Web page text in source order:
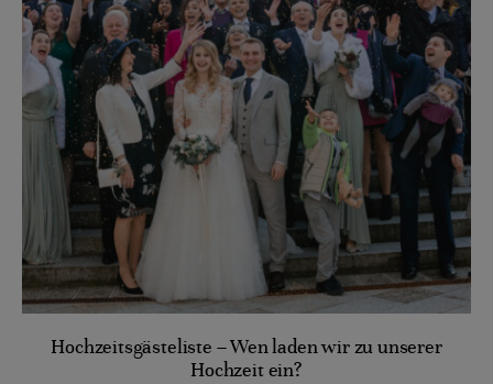
Hochzeitsgästeliste – Wen laden wir zu unserer
Hochzeit ein?